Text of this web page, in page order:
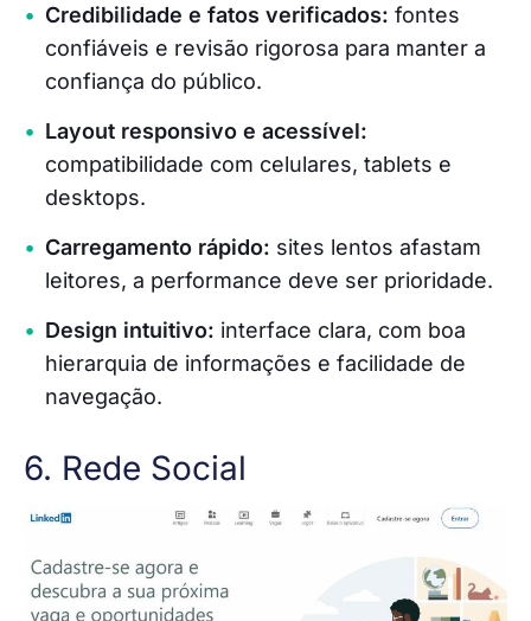
Credibilidade e fatos verificados: fontes
confiáveis e revisão rigorosa para manter a
confiança do público.
Layout responsivo e acessível:
compatibilidade com celulares, tablets e
desktops.
Carregamento rápido: sites lentos afastam
leitores, a performance deve ser prioridade.
Design intuitivo: interface clara, com boa
hierarquia de informações e facilidade de
navegação.
6. Rede Social